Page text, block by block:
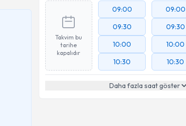
Takvim bu
tarihe
kapalıdır
09:00
09:30
10:00
10:30
09:00
09:30
10:00
10:30
Daha fazla saat göster